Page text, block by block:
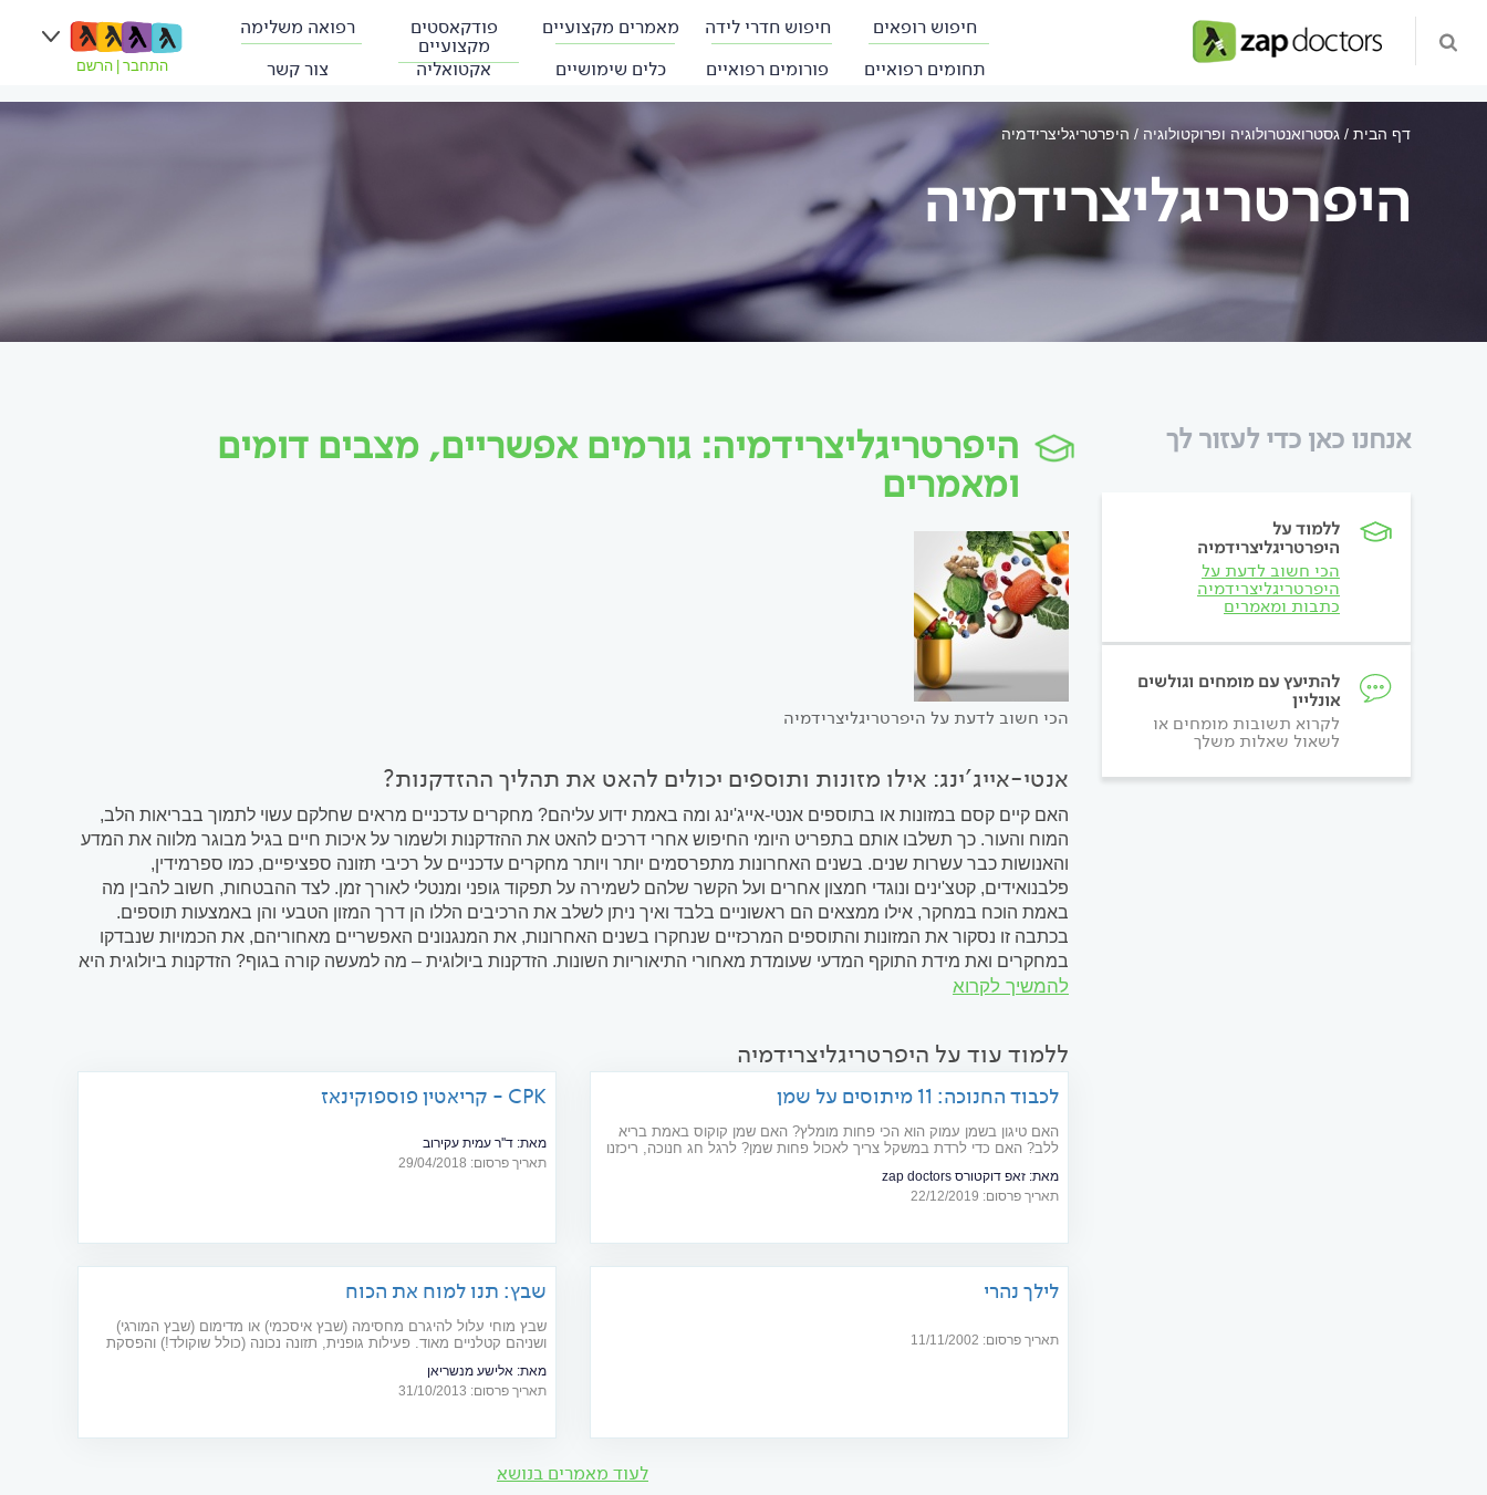
חיפוש רופאים חיפוש חדרי לידה מאמרים מקצועיים פודקאסטים
מקצועיים
רפואה משלימה
תחומים רפואיים
פורומים רפואיים כלים שימושיים אקטואליה צור קשר התחבר הרשם
דף הבית גסטרואנטרולוגיה ופרוקטולוגיה היפרטריגליצרידמיה
היפרטריגליצרידמיה
אנחנו כאן כדי לעזור לך
ללמוד על
היפרטריגליצרידמיה
הכי חשוב לדעת על
היפרטריגליצרידמיה
כתבות ומאמרים
להתיעץ עם מומחים וגולשים
אונליין
לקרוא תשובות מומחים או
לשאול שאלות משלך
היפרטריגליצרידמיה: גורמים אפשריים, מצבים דומים
ומאמרים
הכי חשוב לדעת על היפרטריגליצרידמיה
אנטי-אייג'ינג: אילו מזונות ותוספים יכולים להאט את תהליך ההזדקנות?
האם קיים קסם במזונות או בתוספים אנטי-אייג'ינג ומה באמת ידוע עליהם? מחקרים עדכניים מראים שחלקם עשוי לתמוך בבריאות הלב,
המוח והעור. כך תשלבו אותם בתפריט היומי החיפוש אחרי דרכים להאט את ההזדקנות ולשמור על איכות חיים בגיל מבוגר מלווה את המדע
והאנושות כבר עשרות שנים. בשנים האחרונות מתפרסמים יותר ויותר מחקרים עדכניים על רכיבי תזונה ספציפיים, כמו ספרמידין,
פלבנואידים, קטצ'ינים ונוגדי חמצון אחרים ועל הקשר שלהם לשמירה על תפקוד גופני ומנטלי לאורך זמן. לצד ההבטחות, חשוב להבין מה
באמת הוכח במחקר, אילו ממצאים הם ראשוניים בלבד ואיך ניתן לשלב את הרכיבים הללו הן דרך המזון הטבעי והן באמצעות תוספים.
בכתבה זו נסקור את המזונות והתוספים המרכזיים שנחקרו בשנים האחרונות, את המנגנונים האפשריים מאחוריהם, את הכמויות שנבדקו
במחקרים ואת מידת התוקף המדעי שעומדת מאחורי התיאוריות השונות. הזדקנות ביולוגית – מה למעשה קורה בגוף? הזדקנות ביולוגית היא
תהליך הדרגתי של...
להמשיך לקרוא
ללמוד עוד על היפרטריגליצרידמיה
לכבוד החנוכה: 11 מיתוסים על שמן
האם טיגון בשמן עמוק הוא הכי פחות מומלץ? האם שמן קוקוס באמת בריא
ללב? האם כדי לרדת במשקל צריך לאכול פחות שמן? לרגל חג חנוכה, ריכזנו
מאת: זאפ דוקטורס zap doctors
תאריך פרסום: 22/12/2019
CPK - קריאטין פוספוקינאז
מאת: ד''ר עמית עקירוב
תאריך פרסום: 29/04/2018
לילך נהרי
תאריך פרסום: 11/11/2002
שבץ: תנו למוח את הכוח
שבץ מוחי עלול להיגרם מחסימה (שבץ איסכמי) או מדימום (שבץ המורגי)
ושניהם קטלניים מאוד. פעילות גופנית, תזונה נכונה (כולל שוקולד!) והפסקת
מאת: אלישע מנשריאן
תאריך פרסום: 31/10/2013
לעוד מאמרים בנושא